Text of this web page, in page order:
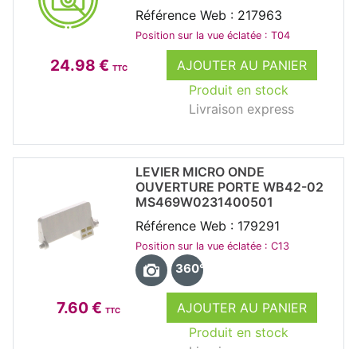
24.98 € TTC
AJOUTER AU PANIER
Produit en stock
Livraison express
Référence Web : 217963
Position sur la vue éclatée : T04
7.60 € TTC
AJOUTER AU PANIER
Produit en stock
LEVIER MICRO ONDE
OUVERTURE PORTE WB42-02
MS469W0231400501
Référence Web : 179291
Position sur la vue éclatée : C13
360°